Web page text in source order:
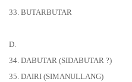
33. BUTARBUTAR
D.
34. DABUTAR (SIDABUTAR ?)
35. DAIRI (SIMANULLANG)